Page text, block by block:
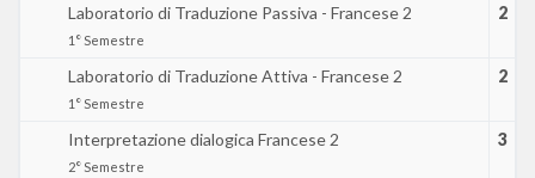
Laboratorio di Traduzione Passiva - Francese 2
1° Semestre
2
Laboratorio di Traduzione Attiva - Francese 2
1° Semestre
2
Interpretazione dialogica Francese 2
2° Semestre
3